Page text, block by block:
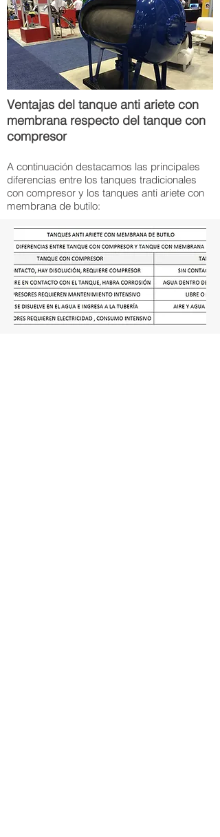
Ventajas del tanque anti ariete con
membrana respecto del tanque con
compresor
A continuación destacamos las principales
diferencias entre los tanques tradicionales
con compresor y los tanques anti ariete con
membrana de butilo: